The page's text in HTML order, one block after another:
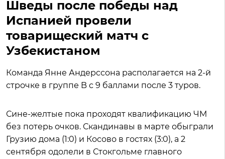
Шведы после победы над
Испанией провели
товарищеский матч с
Узбекистаном
Команда Янне Андерссона располагается на 2-й
строчке в группе B с 9 баллами после 3 туров.
Сине-желтые пока проходят квалификацию ЧМ
без потерь очков. Скандинавы в марте обыграли
Грузию дома (1:0) и Косово в гостях (3:0), а 2
сентября одолели в Стокгольме главного